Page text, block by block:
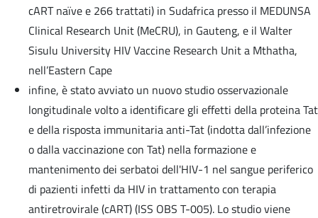
cART naïve e 266 trattati) in Sudafrica presso il MEDUNSA
Clinical Research Unit (MeCRU), in Gauteng, e il Walter
Sisulu University HIV Vaccine Research Unit a Mthatha,
nell’Eastern Cape
infine, è stato avviato un nuovo studio osservazionale
longitudinale volto a identificare gli effetti della proteina Tat
e della risposta immunitaria anti-Tat (indotta dall’infezione
o dalla vaccinazione con Tat) nella formazione e
mantenimento dei serbatoi dell'HIV-1 nel sangue periferico
di pazienti infetti da HIV in trattamento con terapia
antiretrovirale (cART) (ISS OBS T-005). Lo studio viene